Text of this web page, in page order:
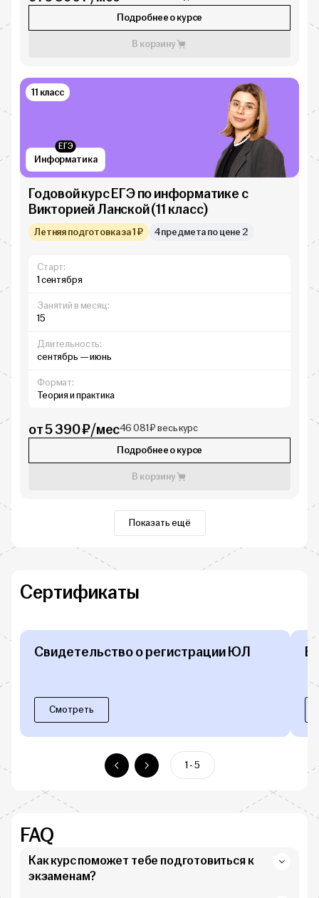
Подробнее о курсе
В корзину
Информатика
ЕГЭ
11 класс
Годовой курс ЕГЭ по информатике с
Викторией Ланской (11 класс)
Летняя подготовка за 1 ₽ 4 предмета по цене 2
Старт:
1 сентября
Занятий в месяц:
15
Длительность:
сентябрь — июнь
Формат:
Теория и практика
от 5 390 ₽/мес46 081 ₽ весь курс
Подробнее о курсе
В корзину
Показать ещё
Сертификаты
Свидетельство о регистрации ЮЛ
Смотреть
1 - 5
FAQ
Как курс поможет тебе подготовиться к
экзаменам?